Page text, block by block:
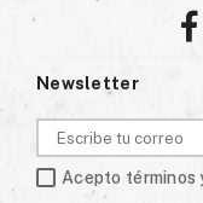
Newsletter
Acepto términos